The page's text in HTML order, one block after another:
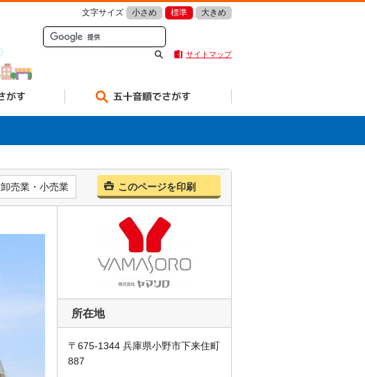
文字サイズ 小さめ 標準 大きめ
サイトマップ
卸売業・小売業 このページを印刷
所在地
〒675-1344 兵庫県小野市下来住町
887